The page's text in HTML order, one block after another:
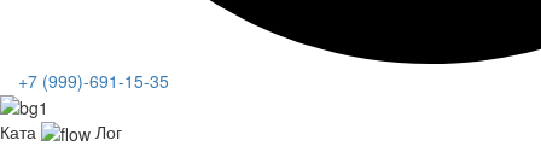
+7 (999)-691-15-35
Ката Лог